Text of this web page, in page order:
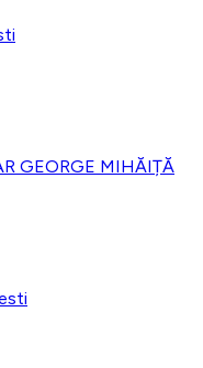
GEORGE MIHĂIȚĂ